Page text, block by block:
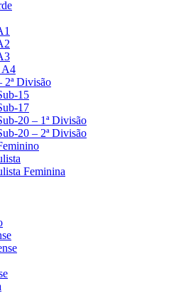
A4
2ª Divisão
15
17
20 – 1ª Divisão
20 – 2ª Divisão
Feminina